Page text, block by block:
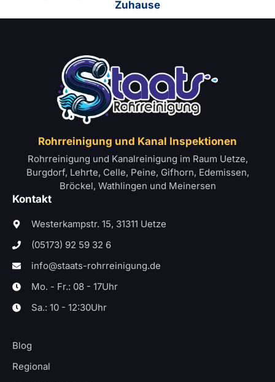
Zuhause
Rohrreinigung und Kanal Inspektionen
Rohrreinigung und Kanalreinigung im Raum Uetze,
Burgdorf, Lehrte, Celle, Peine, Gifhorn, Edemissen,
Bröckel, Wathlingen und Meinersen
Kontakt
Westerkampstr. 15, 31311 Uetze
(05173) 92 59 32 6
info@staats-rohrreinigung.de
Mo. - Fr.: 08 - 17Uhr
Sa.: 10 - 12:30Uhr
Blog
Regional